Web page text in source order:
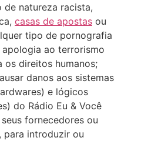
de natureza racista,
casas de apostas ou
tipo de pornografia
apologia ao terrorismo
os direitos humanos;
danos aos sistemas
e lógicos
do Rádio Eu & Você
fornecedores ou
para introduzir ou